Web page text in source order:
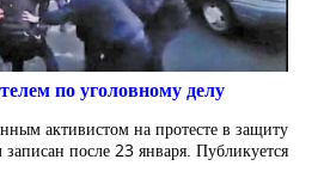
по уголовному делу
активистом на протесте в защиту
после 23 января. Публикуется